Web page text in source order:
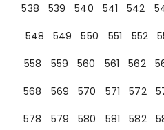
538
539 540 541 542
548
549 550 551 552
558
559 560 561 562
568
569 570 571 572
578
579 580 581 582